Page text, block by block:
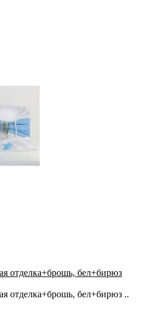
отделка+брошь, бел+бирюз
отделка+брошь, бел+бирюз ..